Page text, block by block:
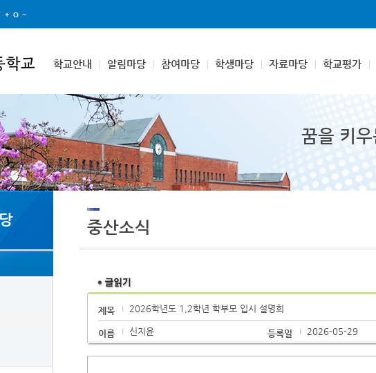
학교안내 알림마당 참여마당 학생마당 자료마당 학교평가
꿈을 키우
중산소식
제목 2026학년도 1,2학년 학부모 입시 설명회
이름 신지윤 등록일 2026-05-29